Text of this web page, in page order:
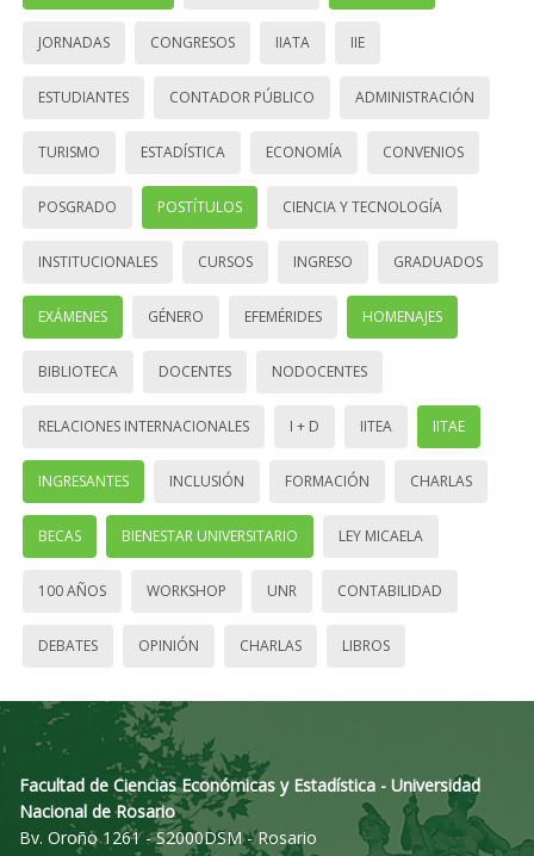
JORNADAS CONGRESOS IIATA IIE
ESTUDIANTES CONTADOR PÚBLICO ADMINISTRACIÓN
TURISMO ESTADÍSTICA ECONOMÍA CONVENIOS
POSGRADO POSTÍTULOS CIENCIA Y TECNOLOGÍA
INSTITUCIONALES CURSOS INGRESO GRADUADOS
EXÁMENES GÉNERO EFEMÉRIDES HOMENAJES
BIBLIOTECA DOCENTES NODOCENTES
RELACIONES INTERNACIONALES I + D IITEA IITAE
INGRESANTES INCLUSIÓN FORMACIÓN CHARLAS
BECAS BIENESTAR UNIVERSITARIO LEY MICAELA
100 AÑOS WORKSHOP UNR CONTABILIDAD
DEBATES OPINIÓN CHARLAS LIBROS
Facultad de Ciencias Económicas y Estadística - Universidad
Nacional de Rosario
Bv. Oroño 1261 - S2000DSM - Rosario